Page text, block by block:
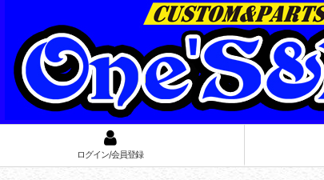
ログイン/会員登録